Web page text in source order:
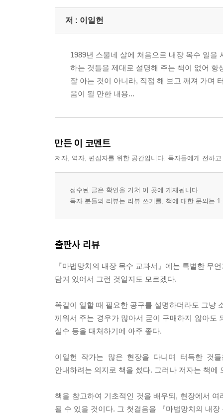
9 계단재(집성판)
10 흡음재
13 PVC
14 무늬목
15 접착제
3 원의 반지름값 구하기
4 타원 공식과 가공법
5 칸의 분할
6 원뿔과 공식
2 마루 및 데크 작업
4 문틀 및 문짝
5 천장 작업
7 현장 가구 제작 및 설치
8 목계단
9 계단 난간대
저 : 이일헌
1989년 스물네 살에 처음으로 내장 목수 일
하는 것들을 제대로 설명해 주는 책이 없어
잘 아는 것이 아니라, 직접 해 보고 깨져 가며
움이 될 만한 내용...
만든 이 코멘트
저자, 역자, 편집자를 위한 공간입니다. 독자들에게 전하
접수된 글은 확인을 거쳐 이 곳에 게재됩니다.
독자 분들의 리뷰는 리뷰 쓰기를, 책에 대한 문의는
출판사 리뷰
『마법망치의 내장 목수 교과서』에는 특별한 무
담겨 있어서 그런 것일지도 모르겠다.
똑같이 일할 때 필요한 공구를 설명하더라도 그냥
끼워서 주는 경우가 많아서 굳이 구매하지 않아도
실수 등을 대처하기에 아주 좋다.
이일헌 작가는 많은 현장을 다니며 터득한 것
안내하려는 의지로 책을 썼다. 그러나 저자는 책
책을 참고하여 기초적인 것을 배우되, 현장에서
될 수 있을 것이다. 그 첫걸음을 『마법망치의 내